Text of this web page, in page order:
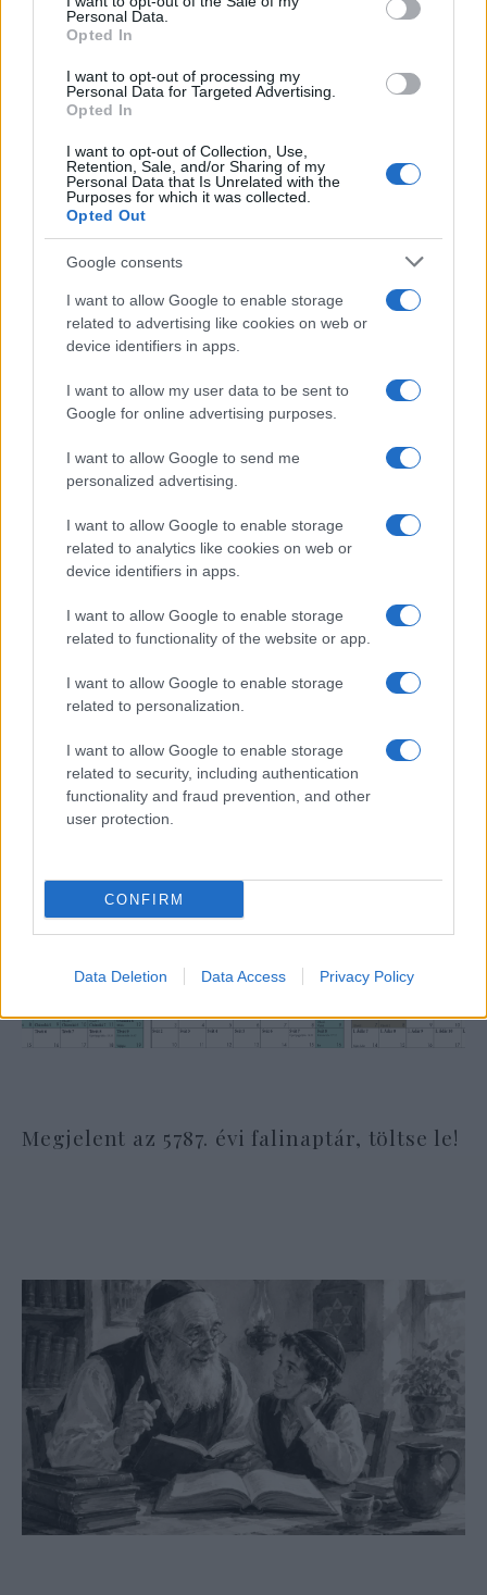
Personal Data.
Opted In
I want to opt-out of processing my
Personal Data for Targeted Advertising.
Opted In
I want to opt-out of Collection, Use,
Retention, Sale, and/or Sharing of my
Personal Data that Is Unrelated with the
Purposes for which it was collected.
Opted Out
Google consents
I want to allow Google to enable storage
related to advertising like cookies on web or
device identifiers in apps.
I want to allow my user data to be sent to
Google for online advertising purposes.
I want to allow Google to send me
personalized advertising.
I want to allow Google to enable storage
related to analytics like cookies on web or
device identifiers in apps.
I want to allow Google to enable storage
related to functionality of the website or app.
I want to allow Google to enable storage
related to personalization.
I want to allow Google to enable storage
related to security, including authentication
functionality and fraud prevention, and other
user protection.
CONFIRM
Data Deletion Data Access Privacy Policy
kapcsolatban.
Egy vasárnapi kabinetülésen Benjamin Netanjahu izraeli
elnök ígéretet tett arra, hogy foganatosítani fogja azt a
júliusban elfogadott törvényt, mely felhatalmazza az
folyósított adókifizetésekből levonni az általuk
terroristáknak és családjaiknak kifizetett támogatási
összegeket.
Lesújtva fogadtuk a hírt: meghalt a Rebbe
Megjelent az 5787. évi falinaptár, töltse le!